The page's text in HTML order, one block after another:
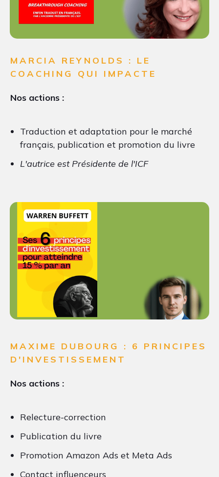
MARCIA REYNOLDS : LE
COACHING QUI IMPACTE
Nos actions :
Traduction et adaptation pour le marché
français, publication et promotion du livre
L'autrice est Présidente de l'ICF
MAXIME DUBOURG : 6 PRINCIPES
D'INVESTISSEMENT
Nos actions :
Relecture-correction
Publication du livre
Promotion Amazon Ads et Meta Ads
Contact influenceurs